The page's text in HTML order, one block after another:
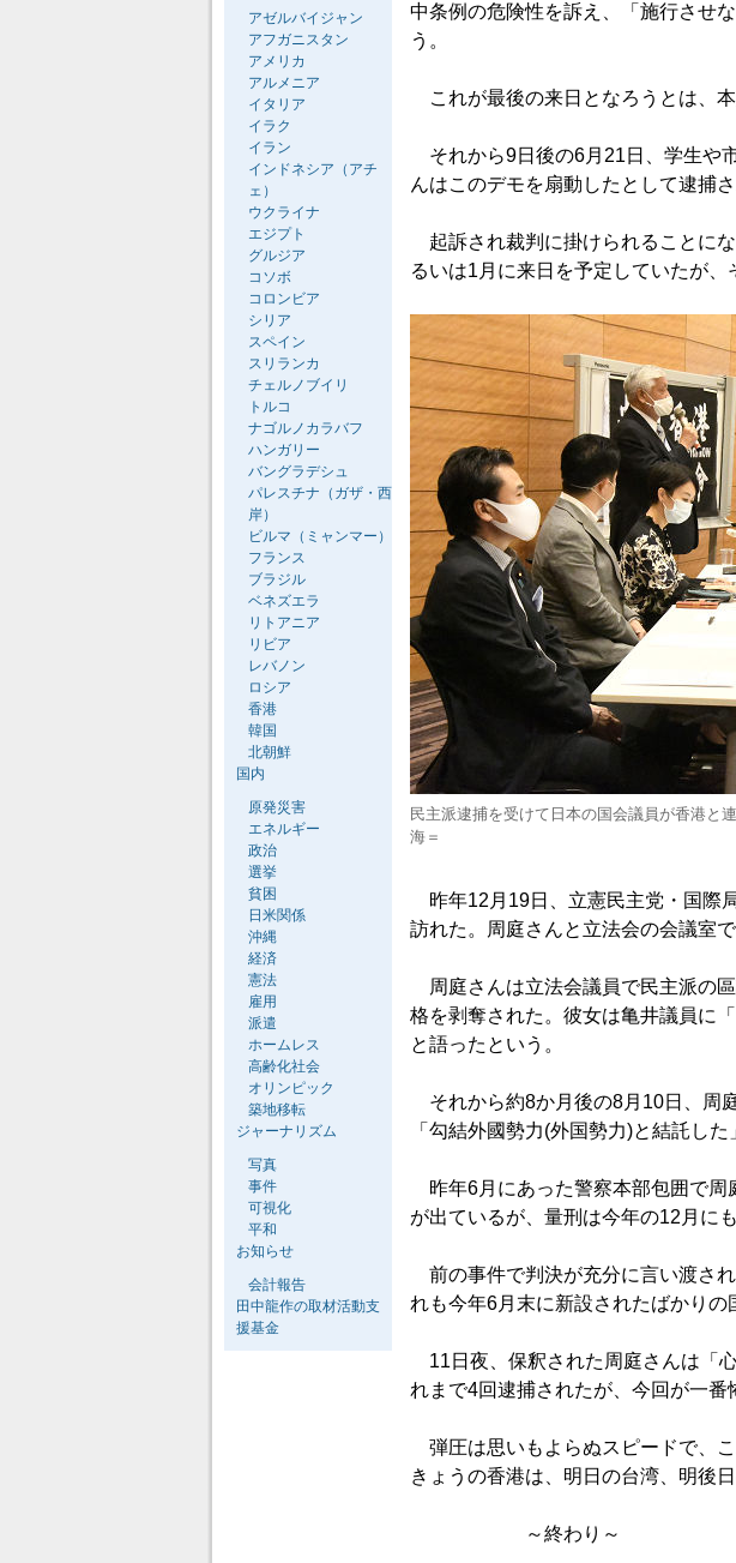
中条例の危険性を訴え、「施行させ
う。
これが最後の来日となろうとは、
それから9日後の6月21日、学生や
んはこのデモを扇動したとして逮捕
起訴され裁判に掛けられることに
るいは1月に来日を予定していたが、
民主派逮捕を受けて日本の国会議員が香港
海＝
昨年12月19日、立憲民主党・国際
訪れた。周庭さんと立法会の会議室で
周庭さんは立法会議員で民主派の
格を剥奪された。彼女は亀井議員に
と語ったという。
それから約8か月後の8月10日、周
「勾結外國勢力(外国勢力)と結託した
昨年6月にあった警察本部包囲で周
が出ているが、量刑は今年の12月に
前の事件で判決が充分に言い渡さ
れも今年6月末に新設されたばかりの
11日夜、保釈された周庭さんは「
れまで4回逮捕されたが、今回が一番
弾圧は思いもよらぬスピードで、
きょうの香港は、明日の台湾、明後
～終わり～
アゼルバイジャン
アフガニスタン
アメリカ
アルメニア
イタリア
イラク
イラン
インドネシア（アチ
ェ）
ウクライナ
エジプト
グルジア
コソボ
コロンビア
シリア
スペイン
スリランカ
チェルノブイリ
トルコ
ナゴルノカラバフ
ハンガリー
バングラデシュ
パレスチナ（ガザ・西
岸）
ビルマ（ミャンマー）
フランス
ブラジル
ベネズエラ
リトアニア
リビア
レバノン
ロシア
香港
韓国
北朝鮮
国内
原発災害
エネルギー
政治
選挙
貧困
日米関係
沖縄
経済
憲法
雇用
派遣
ホームレス
高齢化社会
オリンピック
築地移転
ジャーナリズム
写真
事件
可視化
平和
お知らせ
会計報告
田中龍作の取材活動支
援基金